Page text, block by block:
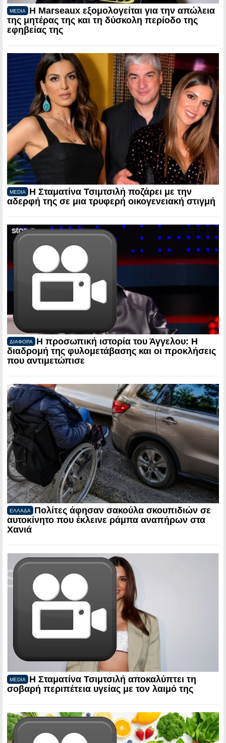
MEDIA
Η Marseaux εξομολογείται για την απώλεια
της μητέρας της και τη δύσκολη περίοδο της
εφηβείας της
MEDIA
Η Σταματίνα Τσιμτσιλή ποζάρει με την
αδερφή της σε μια τρυφερή οικογενειακή στιγμή
ΔΙΑΦΟΡΑ
Η προσωπική ιστορία του Άγγελου: Η
διαδρομή της φυλομετάβασης και οι προκλήσεις
που αντιμετώπισε
ΕΛΛΑΔΑ
Πολίτες άφησαν σακούλα σκουπιδιών σε
αυτοκίνητο που έκλεινε ράμπα αναπήρων στα
Χανιά
MEDIA
Η Σταματίνα Τσιμτσιλή αποκαλύπτει τη
σοβαρή περιπέτεια υγείας με τον λαιμό της